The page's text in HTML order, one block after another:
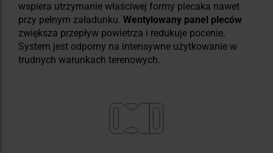
wspiera utrzymanie właściwej formy plecaka nawet
przy pełnym załadunku. Wentylowany panel pleców
zwiększa przepływ powietrza i redukuje pocenie.
System jest odporny na intensywne użytkowanie w
trudnych warunkach terenowych.